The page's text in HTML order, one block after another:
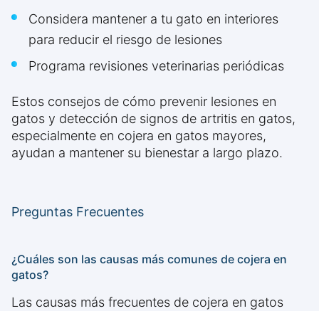
Considera mantener a tu gato en interiores
para reducir el riesgo de lesiones
Programa revisiones veterinarias periódicas
Estos consejos de cómo prevenir lesiones en
gatos y detección de signos de artritis en gatos,
especialmente en cojera en gatos mayores,
ayudan a mantener su bienestar a largo plazo.
Preguntas Frecuentes
¿Cuáles son las causas más comunes de cojera en
gatos?
Las causas más frecuentes de cojera en gatos